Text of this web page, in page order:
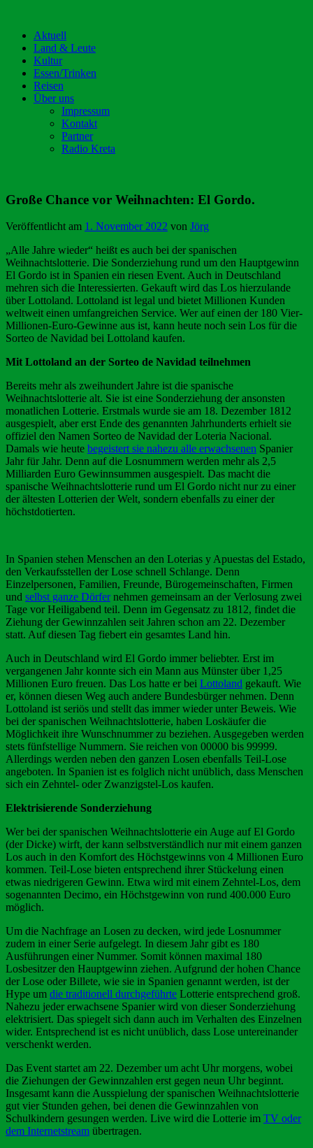
Aktuell
Land & Leute
Kultur
Essen/Trinken
Reisen
Über uns
Impressum
Kontakt
Partner
Radio Kreta
Große Chance vor Weihnachten: El Gordo.
Veröffentlicht am 1. November 2022 von Jörg
„Alle Jahre wieder“ heißt es auch bei der spanischen
Weihnachtslotterie. Die Sonderziehung rund um den Hauptgewinn
El Gordo ist in Spanien ein riesen Event. Auch in Deutschland
mehren sich die Interessierten. Gekauft wird das Los hierzulande
über Lottoland. Lottoland ist legal und bietet Millionen Kunden
weltweit einen umfangreichen Service. Wer auf einen der 180 Vier-
Millionen-Euro-Gewinne aus ist, kann heute noch sein Los für die
Sorteo de Navidad bei Lottoland kaufen.
Mit Lottoland an der Sorteo de Navidad teilnehmen
Bereits mehr als zweihundert Jahre ist die spanische
Weihnachtslotterie alt. Sie ist eine Sonderziehung der ansonsten
monatlichen Lotterie. Erstmals wurde sie am 18. Dezember 1812
ausgespielt, aber erst Ende des genannten Jahrhunderts erhielt sie
offiziel den Namen Sorteo de Navidad der Loteria Nacional.
Damals wie heute begeistert sie nahezu alle erwachsenen Spanier
Jahr für Jahr. Denn auf die Losnummern werden mehr als 2,5
Milliarden Euro Gewinnsummen ausgespielt. Das macht die
spanische Weihnachtslotterie rund um El Gordo nicht nur zu einer
der ältesten Lotterien der Welt, sondern ebenfalls zu einer der
höchstdotierten.
In Spanien stehen Menschen an den Loterias y Apuestas del Estado,
den Verkaufsstellen der Lose schnell Schlange. Denn
Einzelpersonen, Familien, Freunde, Bürogemeinschaften, Firmen
und selbst ganze Dörfernehmen gemeinsam an der Verlosung zwei
Tage vor Heiligabend teil. Denn im Gegensatz zu 1812, findet die
Ziehung der Gewinnzahlen seit Jahren schon am 22. Dezember
statt. Auf diesen Tag fiebert ein gesamtes Land hin.
Auch in Deutschland wird El Gordo immer beliebter. Erst im
vergangenen Jahr konnte sich ein Mann aus Münster über 1,25
Millionen Euro freuen. Das Los hatte er bei Lottoland gekauft. Wie
er, können diesen Weg auch andere Bundesbürger nehmen. Denn
Lottoland ist seriös und stellt das immer wieder unter Beweis. Wie
bei der spanischen Weihnachtslotterie, haben Loskäufer die
Möglichkeit ihre Wunschnummer zu beziehen. Ausgegeben werden
stets fünfstellige Nummern. Sie reichen von 00000 bis 99999.
Allerdings werden neben den ganzen Losen ebenfalls Teil-Lose
angeboten. In Spanien ist es folglich nicht unüblich, dass Menschen
sich ein Zehntel- oder Zwanzigstel-Los kaufen.
Elektrisierende Sonderziehung
Wer bei der spanischen Weihnachtslotterie ein Auge auf El Gordo
(der Dicke) wirft, der kann selbstverständlich nur mit einem ganzen
Los auch in den Komfort des Höchstgewinns von 4 Millionen Euro
kommen. Teil-Lose bieten entsprechend ihrer Stückelung einen
etwas niedrigeren Gewinn. Etwa wird mit einem Zehntel-Los, dem
sogenannten Decimo, ein Höchstgewinn von rund 400.000 Euro
möglich.
Um die Nachfrage an Losen zu decken, wird jede Losnummer
zudem in einer Serie aufgelegt. In diesem Jahr gibt es 180
Ausführungen einer Nummer. Somit können maximal 180
Losbesitzer den Hauptgewinn ziehen. Aufgrund der hohen Chance
der Lose oder Billete, wie sie in Spanien genannt werden, ist der
Hype um die traditionell durchgeführte Lotterie entsprechend groß.
Nahezu jeder erwachsene Spanier wird von dieser Sonderziehung
elektrisiert. Das spiegelt sich dann auch im Verhalten des Einzelnen
wider. Entsprechend ist es nicht unüblich, dass Lose untereinander
verschenkt werden.
Das Event startet am 22. Dezember um acht Uhr morgens, wobei
die Ziehungen der Gewinnzahlen erst gegen neun Uhr beginnt.
Insgesamt kann die Ausspielung der spanischen Weihnachtslotterie
gut vier Stunden gehen, bei denen die Gewinnzahlen von
Schulkindern gesungen werden. Live wird die Lotterie im TV oder
dem Internetstream übertragen.